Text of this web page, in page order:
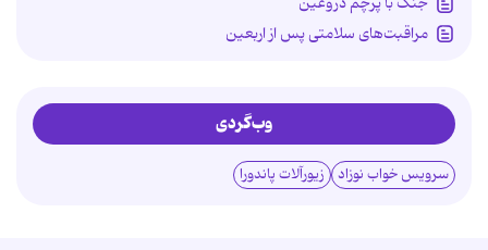
مراقبت‌های سلامتی پس از اربعین
وب‌گردی
سرویس خواب نوزاد زیورآلات پاندورا